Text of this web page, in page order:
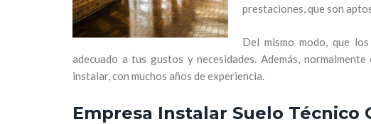
prestaciones, que son
Del mismo modo, que
adecuado a tus gustos y necesidades. Además,
instalar, con muchos años de experiencia.
Empresa Instalar Suelo Técnico